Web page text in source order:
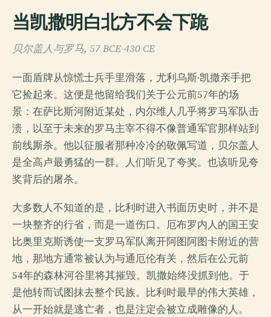
当凯撒明白北方不会下跪
贝尔盖人与罗马, 57 BCE-430 CE
一面盾牌从惊慌士兵手里滑落，尤利乌斯·凯撒亲手把
它捡起来。这便是他留给我们关于公元前57年的场
景：在萨比斯河附近某处，内尔维人几乎将罗马军队击
溃，以至于未来的罗马主宰不得不像普通军官那样站到
前线厮杀。他以征服者那种冷冷的敬佩写道，贝尔盖人
是全高卢最勇猛的一群。人们听见了夸奖。也该听见夸
奖背后的屠杀。
大多数人不知道的是，比利时进入书面历史时，并不是
一块整齐的行省，而是一道伤口。厄布罗内人的国王安
比奥里克斯诱使一支罗马军队离开阿图阿图卡附近的营
地，那地方通常被认为与通厄伦有关，然后在公元前
54年的森林河谷里将其摧毁。凯撒始终没抓到他。于
是他转而试图抹去整个民族。比利时最早的伟大英雄，
从一开始就是逃亡者，也是注定会被立成雕像的人。